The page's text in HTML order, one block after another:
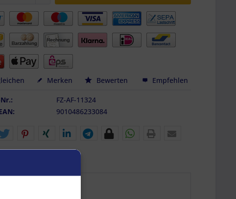
Merken Bewerten Empfehlen
FZ-AF-11324
9010486233084